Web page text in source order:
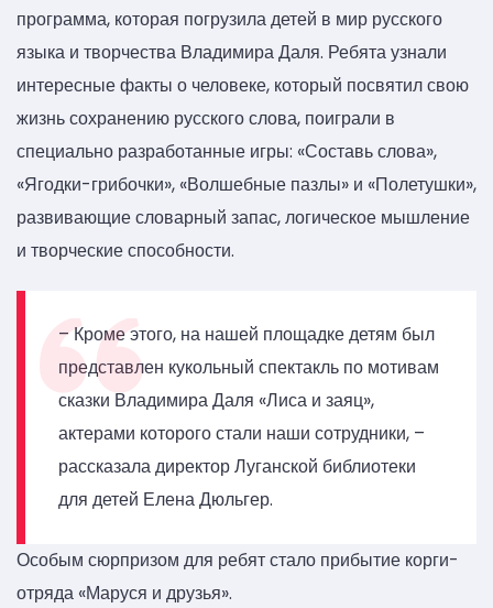
программа, которая погрузила детей в мир русского
языка и творчества Владимира Даля. Ребята узнали
интересные факты о человеке, который посвятил свою
жизнь сохранению русского слова, поиграли в
специально разработанные игры: «Составь слова»,
«Ягодки-грибочки», «Волшебные пазлы» и «Полетушки»,
развивающие словарный запас, логическое мышление
и творческие способности.
– Кроме этого, на нашей площадке детям был
представлен кукольный спектакль по мотивам
сказки Владимира Даля «Лиса и заяц»,
актерами которого стали наши сотрудники, –
рассказала директор Луганской библиотеки
для детей Елена Дюльгер.
Особым сюрпризом для ребят стало прибытие корги-
отряда «Маруся и друзья».